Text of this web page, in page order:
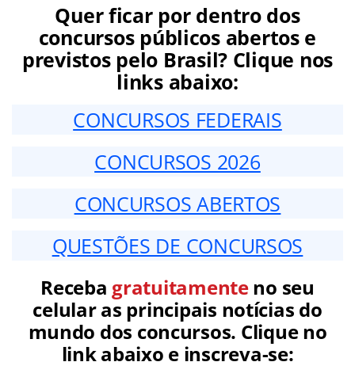
Quer ficar por dentro dos
concursos públicos abertos e
previstos pelo Brasil? Clique nos
links abaixo:
CONCURSOS FEDERAIS
CONCURSOS 2026
CONCURSOS ABERTOS
QUESTÕES DE CONCURSOS
Receba gratuitamenteno seu
celular as principais notícias do
mundo dos concursos. Clique no
link abaixo e inscreva-se: